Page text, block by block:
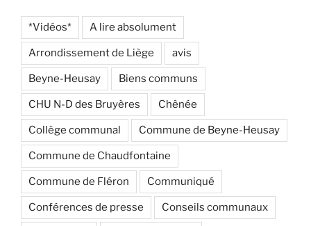
*Vidéos* A lire absolument
Arrondissement de Liège avis
Beyne-Heusay Biens communs
CHU N-D des Bruyères Chênée
Collège communal Commune de Beyne-Heusay
Commune de Chaudfontaine
Commune de Fléron Communiqué
Conférences de presse Conseils communaux